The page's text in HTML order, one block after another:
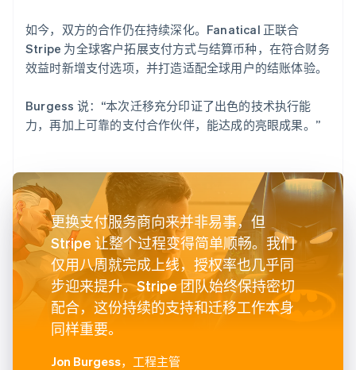
如今，双方的合作仍在持续深化。Fanatical 正联合
Stripe 为全球客户拓展支付方式与结算币种，在符合财务
效益时新增支付选项，并打造适配全球用户的结账体验。
Burgess 说：“本次迁移充分印证了出色的技术执行能
力，再加上可靠的支付合作伙伴，能达成的亮眼成果。”
更换支付服务商向来并非易事，但
Stripe 让整个过程变得简单顺畅。我们
仅用八周就完成上线，授权率也几乎同
步迎来提升。Stripe 团队始终保持密切
配合，这份持续的支持和迁移工作本身
同样重要。
Jon Burgess，工程主管